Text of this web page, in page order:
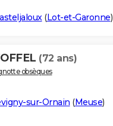
(Lot-et-Garonne)
(72 ans)
obsèques
sur-Ornain (Meuse)